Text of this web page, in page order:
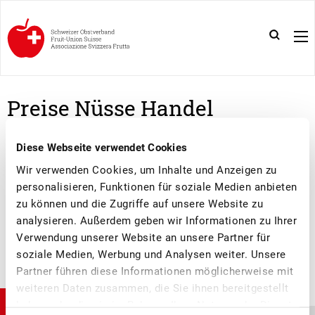
Diese Webseite verwendet Cookies
Wir verwenden Cookies, um Inhalte und Anzeigen zu
personalisieren, Funktionen für soziale Medien anbieten
zu können und die Zugriffe auf unsere Website zu
analysieren. Außerdem geben wir Informationen zu Ihrer
Verwendung unserer Website an unsere Partner für
soziale Medien, Werbung und Analysen weiter. Unsere
Partner führen diese Informationen möglicherweise mit
weiteren Daten zusammen, die Sie ihnen bereitgestellt
Preise Nüsse Handel
2021/2022 NR. 01